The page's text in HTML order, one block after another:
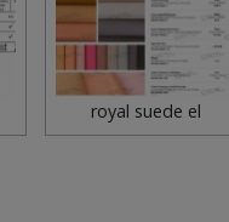
royal suede el